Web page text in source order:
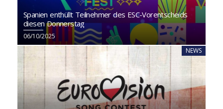
Spanien enthüllt Teilnehmer des ESC-Vorentscheids
diesen Donnerstag
06/10/2025
NEWS